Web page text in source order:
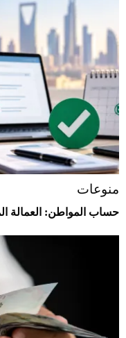
منوعات
حساب المواطن: العمالة